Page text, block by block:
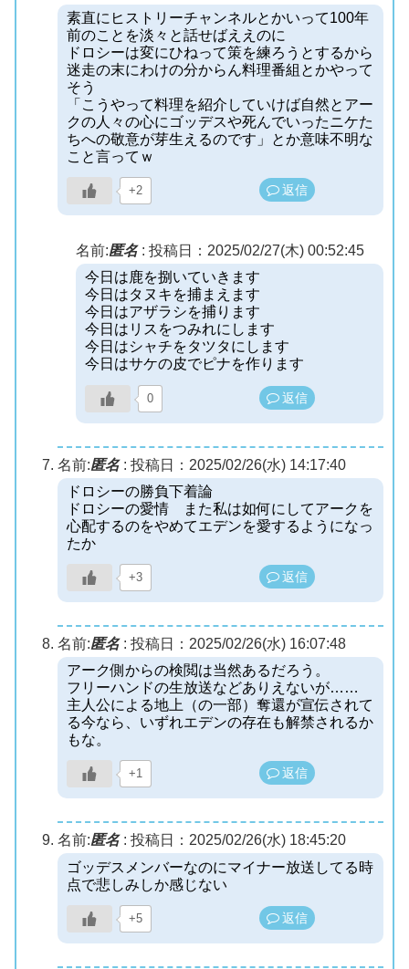
素直にヒストリーチャンネルとかいって100年
前のことを淡々と話せばええのに
ドロシーは変にひねって策を練ろうとするから
迷走の末にわけの分からん料理番組とかやって
そう
「こうやって料理を紹介していけば自然とアー
クの人々の心にゴッデスや死んでいったニケた
ちへの敬意が芽生えるのです」とか意味不明な
こと言ってｗ
+2 返信
名前:匿名: 投稿日：2025/02/27(木) 00:52:45
今日は鹿を捌いていきます
今日はタヌキを捕まえます
今日はアザラシを捕ります
今日はリスをつみれにします
今日はシャチをタツタにします
今日はサケの皮でピナを作ります
0 返信
名前:匿名: 投稿日：2025/02/26(水) 14:17:40
ドロシーの勝負下着論
ドロシーの愛情 また私は如何にしてアークを
心配するのをやめてエデンを愛するようになっ
たか
+3 返信
名前:匿名: 投稿日：2025/02/26(水) 16:07:48
アーク側からの検閲は当然あるだろう。
フリーハンドの生放送などありえないが……
主人公による地上（の一部）奪還が宣伝されて
る今なら、いずれエデンの存在も解禁されるか
もな。
+1 返信
名前:匿名: 投稿日：2025/02/26(水) 18:45:20
ゴッデスメンバーなのにマイナー放送してる時
点で悲しみしか感じない
+5 返信